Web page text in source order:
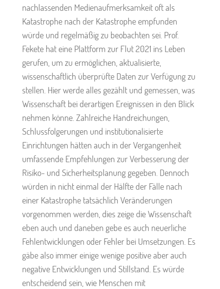
nachlassenden Medienaufmerksamkeit oft als
Katastrophe nach der Katastrophe empfunden
würde und regelmäßig zu beobachten sei. Prof.
Fekete hat eine Plattform zur Flut 2021 ins Leben
gerufen, um zu ermöglichen, aktualisierte,
wissenschaftlich überprüfte Daten zur Verfügung zu
stellen. Hier werde alles gezählt und gemessen, was
Wissenschaft bei derartigen Ereignissen in den Blick
nehmen könne. Zahlreiche Handreichungen,
Schlussfolgerungen und institutionalisierte
Einrichtungen hätten auch in der Vergangenheit
umfassende Empfehlungen zur Verbesserung der
Risiko- und Sicherheitsplanung gegeben. Dennoch
würden in nicht einmal der Hälfte der Fälle nach
einer Katastrophe tatsächlich Veränderungen
vorgenommen werden, dies zeige die Wissenschaft
eben auch und daneben gebe es auch neuerliche
Fehlentwicklungen oder Fehler bei Umsetzungen. Es
gäbe also immer einige wenige positive aber auch
negative Entwicklungen und Stillstand. Es würde
entscheidend sein, wie Menschen mit